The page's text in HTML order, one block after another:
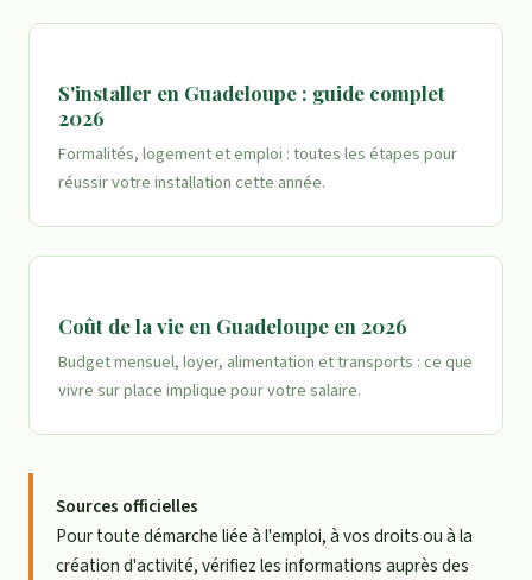
S'installer en Guadeloupe : guide complet
2026
Formalités, logement et emploi : toutes les étapes pour
réussir votre installation cette année.
Coût de la vie en Guadeloupe en 2026
Budget mensuel, loyer, alimentation et transports : ce que
vivre sur place implique pour votre salaire.
Sources officielles
Pour toute démarche liée à l'emploi, à vos droits ou à la
création d'activité, vérifiez les informations auprès des